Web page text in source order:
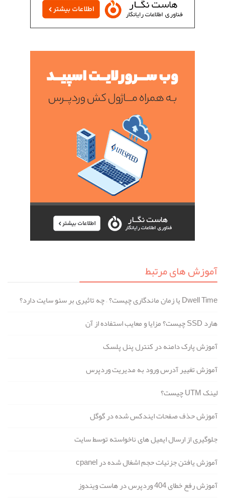
آموزش های مرتبط
Dwell Time یا زمان ماندگاری چیست؟ – چه تاثیری بر سئو سایت دارد؟
هارد SSD چیست؟ مزایا و معایب استفاده از آن
آموزش پارک دامنه در کنترل پنل پلسک
آموزش تغییر آدرس ورود به مدیریت وردپرس
لینک UTM چیست؟
آموزش حذف صفحات ایندکس شده در گوگل
جلوگیری از ارسال ایمیل های ناخواسته توسط سایت
آموزش یافتن جزئیات حجم اشغال شده در cpanel
آموزش رفع خطای 404 وردپرس در هاست ویندوز